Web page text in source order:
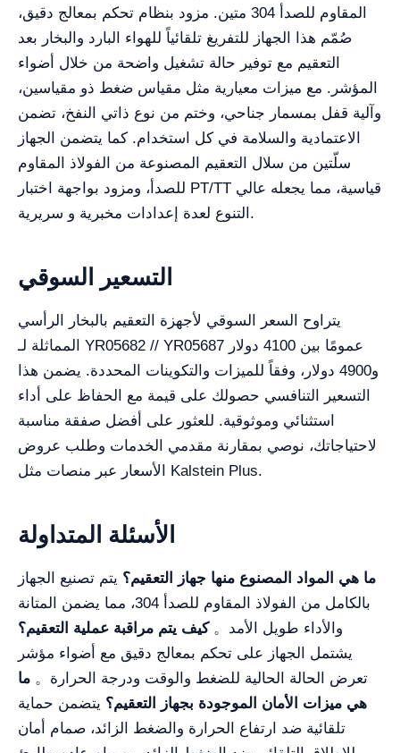
المقاوم للصدأ 304 متين. مزود بنظام تحكم بمعالج دقيق،
صُمّم هذا الجهاز للتفريغ تلقائياً للهواء البارد والبخار بعد
التعقيم مع توفير حالة تشغيل واضحة من خلال أضواء
المؤشر. مع ميزات معيارية مثل مقياس ضغط ذو مقياسين،
وآلية قفل بمسمار جناحي، وختم من نوع ذاتي النفخ، تضمن
الاعتمادية والسلامة في كل استخدام. كما يتضمن الجهاز
سلّتين من سلال التعقيم المصنوعة من الفولاذ المقاوم
للصدأ، ومزود بواجهة اختبار PT/TT قياسية، مما يجعله عالي
التنوع لعدة إعدادات مخبرية و سريرية.
التسعير السوقي
يتراوح السعر السوقي لأجهزة التعقيم بالبخار الرأسي
المماثلة لـ YR05682 // YR05687 عمومًا بين 4100 دولار
و4900 دولار، وفقاً للميزات والتكوينات المحددة. يضمن هذا
التسعير التنافسي حصولك على قيمة مع الحفاظ على أداء
استثنائي وموثوقية. للعثور على أفضل صفقة مناسبة
لاحتياجاتك، نوصي بمقارنة مقدمي الخدمات وطلب عروض
الأسعار عبر منصات مثل Kalstein Plus.
الأسئلة المتداولة
ما هي المواد المصنوع منها جهاز التعقيم؟ يتم تصنيع الجهاز
بالكامل من الفولاذ المقاوم للصدأ 304، مما يضمن المتانة
والأداء طويل الأمد。كيف يتم مراقبة عملية التعقيم؟
يشتمل الجهاز على تحكم بمعالج دقيق مع أضواء مؤشر
تعرض الحالة الحالية للضغط والوقت ودرجة الحرارة。 ما
هي ميزات الأمان الموجودة بجهاز التعقيم؟ يتضمن حماية
تلقائية ضد ارتفاع الحرارة والضغط الزائد، صمام أمان